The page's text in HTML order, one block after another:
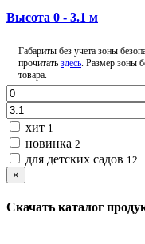
Высота 0 - 3.1 м
Габариты без учета зоны
прочитать здесь. Размер зоны
товара.
хит 1
новинка 2
для детских садов 12
×
Скачать каталог